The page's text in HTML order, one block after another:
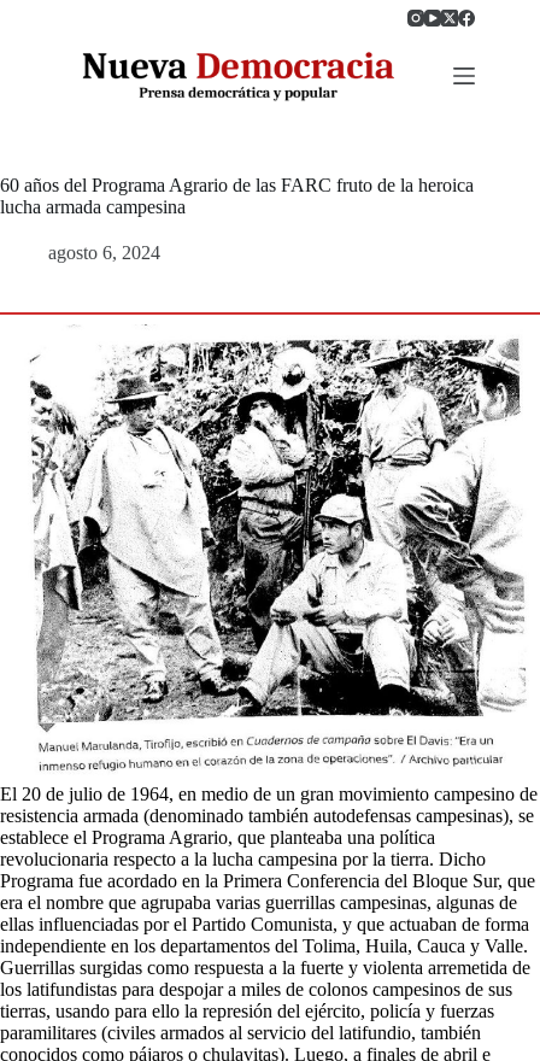
60 años del Programa Agrario de las FARC fruto de la heroica
lucha armada campesina
agosto 6, 2024
El 20 de julio de 1964, en medio de un gran movimiento campesino de
resistencia armada (denominado también autodefensas campesinas), se
establece el Programa Agrario, que planteaba una política
revolucionaria respecto a la lucha campesina por la tierra. Dicho
Programa fue acordado en la Primera Conferencia del Bloque Sur, que
era el nombre que agrupaba varias guerrillas campesinas, algunas de
ellas influenciadas por el Partido Comunista, y que actuaban de forma
independiente en los departamentos del Tolima, Huila, Cauca y Valle.
Guerrillas surgidas como respuesta a la fuerte y violenta arremetida de
los latifundistas para despojar a miles de colonos campesinos de sus
tierras, usando para ello la represión del ejército, policía y fuerzas
paramilitares (civiles armados al servicio del latifundio, también
conocidos como pájaros o chulavitas). Luego, a finales de abril e